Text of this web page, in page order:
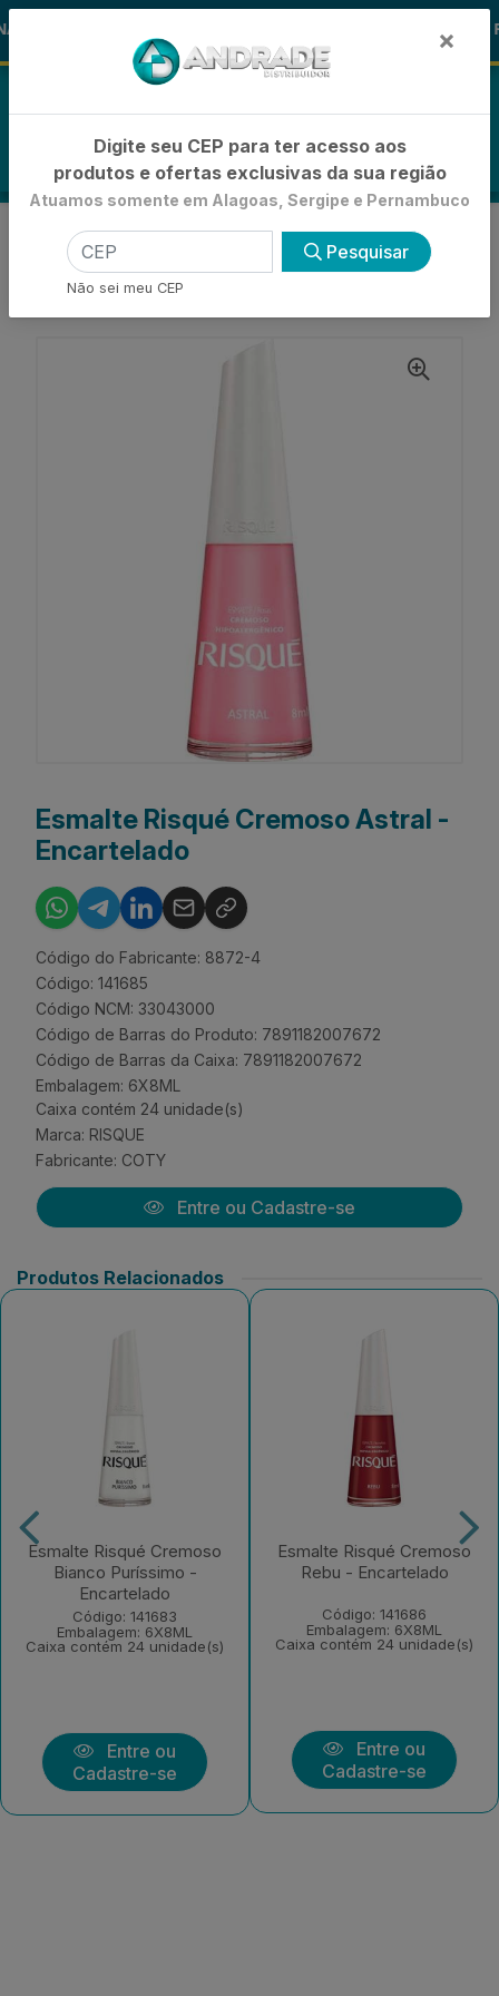
ALOHA 🪞
INÍCIO
ESMALTES
ESMALTE TRADICIONAL
ESMALTE RISQUÉ CREMOSO ASTRAL -
Esmalte Risqué Cremoso Astral -
Encartelado
Código do Fabricante: 8872-4
Código: 141685
Código NCM: 33043000
Código de Barras do Produto: 7891182007672
Código de Barras da Caixa: 7891182007672
Embalagem: 6X8ML
Caixa contém 24 unidade(s)
Marca: RISQUE
Fabricante: COTY
Entre ou Cadastre-se
Produtos Relacionados
Esmalte Risqué Cremoso
Bianco Puríssimo -
Encartelado
Código: 141683
Embalagem: 6X8ML
Caixa contém 24 unidade(s)
Entre ou
Cadastre-se
Esmalte Risqué Cremoso
Rebu - Encartelado
Código: 141686
Embalagem: 6X8ML
Caixa contém 24 unidade(s)
Entre ou
Cadastre-se
×
Digite seu CEP para ter acesso aos
produtos e ofertas exclusivas da sua região
Atuamos somente em Alagoas, Sergipe e Pernambuco
Pesquisar
Não sei meu CEP